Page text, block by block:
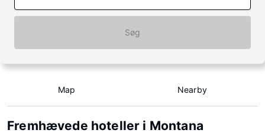
Søg
Map Nearby
Fremhævede hoteller i Montana